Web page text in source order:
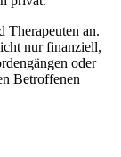
Therapeuten an.
nur finanziell,
oder
Betroffenen